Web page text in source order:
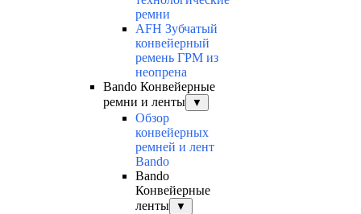
ремни
AFH Зубчатый
конвейерный
ремень ГРМ из
неопрена
Bando Конвейерные
ремни и ленты
▼
Обзор
конвейерных
ремней и лент
Bando
Bando
Конвейерные
ленты
▼